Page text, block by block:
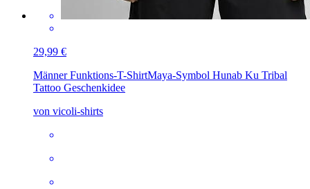
29,99 €
Männer Funktions-T-ShirtMaya-Symbol Hunab Ku Tribal
Tattoo Geschenkidee
von vicoli-shirts